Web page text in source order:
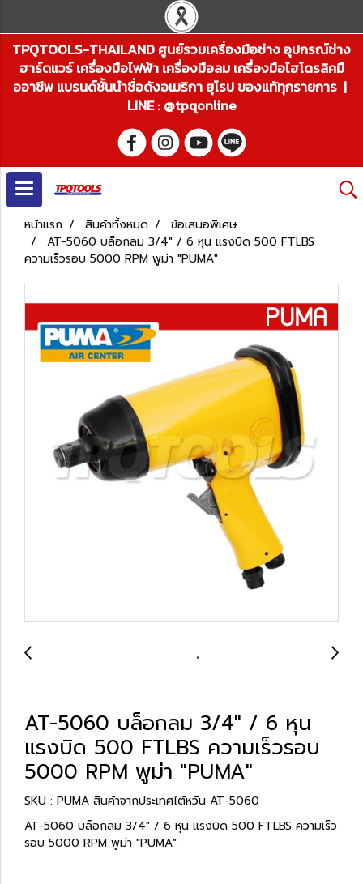
TPQTOOLS-THAILAND ศูนย์รวมเครื่องมือช่าง อุปกรณ์ช่าง
ฮาร์ดแวร์ เครื่องมือไฟฟ้า เครื่องมือลม เครื่องมือไฮโดรลิคมื
ออาชีพ แบรนด์ชั้นนำชื่อดังอเมริกา ยุโรป ของแท้ทุกรายการ |
LINE : @tpqonline
หน้าแรก สินค้าทั้งหมด
ข้อเสนอพิเศษ
AT-5060 บล็อกลม 3/4" / 6 หุน แรงบิด 500 FTLBS
ความเร็วรอบ 5000 RPM พูม่า "PUMA"
AT-5060 บล็อกลม 3/4" / 6 หุน
แรงบิด 500 FTLBS ความเร็วรอบ
5000 RPM พูม่า "PUMA"
SKU : PUMA สินค้าจากประเทศไต้หวัน AT-5060
AT-5060 บล็อกลม 3/4" / 6 หุน แรงบิด 500 FTLBS ความเร็ว
รอบ 5000 RPM พูม่า "PUMA"